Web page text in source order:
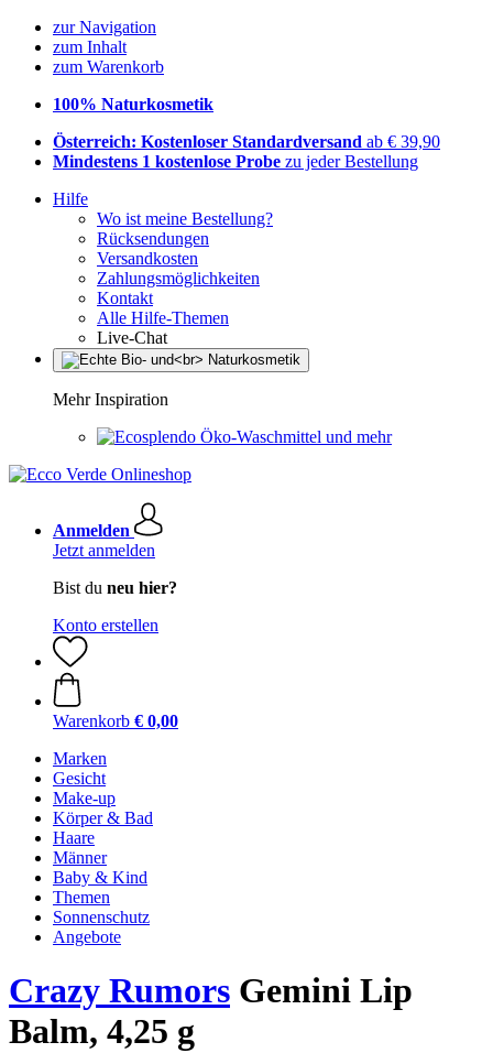
zur Navigation
zum Inhalt
zum Warenkorb
100% Naturkosmetik
Österreich: Kostenloser Standardversand ab € 39,90
Mindestens 1 kostenlose Probe zu jeder Bestellung
Hilfe
Wo ist meine Bestellung?
Rücksendungen
Versandkosten
Zahlungsmöglichkeiten
Kontakt
Alle Hilfe-Themen
Live-Chat
Mehr Inspiration
Öko-Waschmittel und mehr
Anmelden
Jetzt anmelden
Bist du neu hier?
Konto erstellen
Warenkorb € 0,00
Marken
Gesicht
Make-up
Körper & Bad
Haare
Männer
Baby & Kind
Themen
Sonnenschutz
Angebote
Crazy Rumors Gemini Lip
Balm, 4,25 g